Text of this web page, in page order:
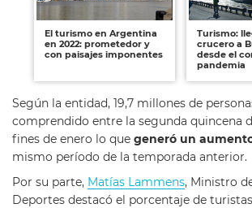
El turismo en Argentina
en 2022: prometedor y
con paisajes imponentes
Turismo:
crucero a
desde el
pandemia
Según la entidad, 19,7 millones de
comprendido entre la segunda quincena
fines de enero lo que generó un
mismo período de la temporada anterior.
Por su parte, Matías Lammens, Ministro
Deportes destacó el porcentaje de